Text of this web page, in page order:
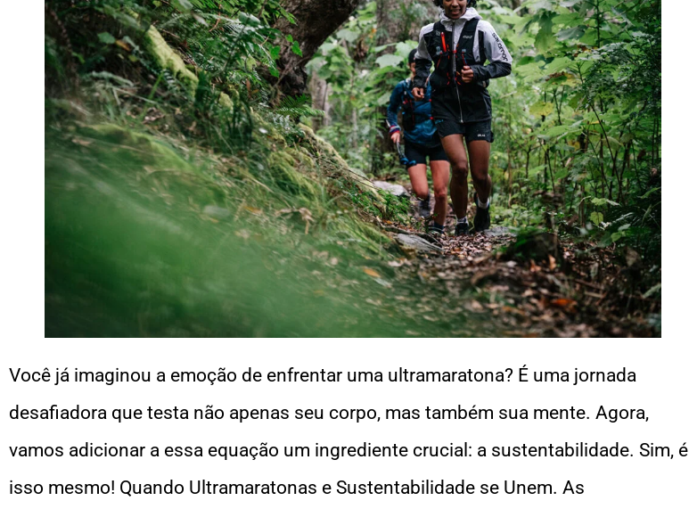
Você já imaginou a emoção de enfrentar uma ultramaratona? É uma jornada
desafiadora que testa não apenas seu corpo, mas também sua mente. Agora,
vamos adicionar a essa equação um ingrediente crucial: a sustentabilidade. Sim, é
isso mesmo! Quando Ultramaratonas e Sustentabilidade se Unem. As